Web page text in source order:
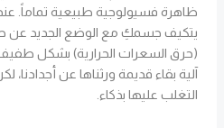
ظاهرة فسيولوجية طبيعية تماماً.
يتكيف جسمكِ مع الوضع الجديد
(حرق السعرات الحرارية) بشكل
آلية بقاء قديمة ورثناها عن أجدادنا،
التغلب عليها بذكاء.